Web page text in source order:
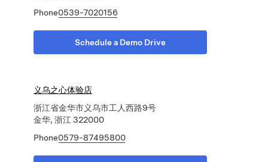
Phone0539-7020156
Schedule a Demo Drive
义乌之心体验店
浙江省金华市义乌市工人西路9号
金华, 浙江 322000
Phone0579-87495800